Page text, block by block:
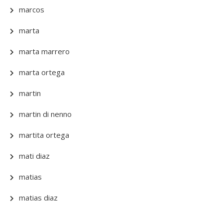
marcos
marta
marta marrero
marta ortega
martin
martin di nenno
martita ortega
mati diaz
matias
matias diaz